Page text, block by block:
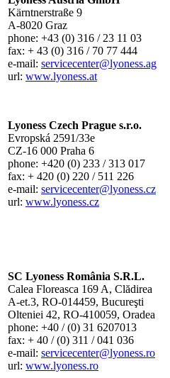
Kärntnerstraße 9
A-8020 Graz
phone: +43 (0) 316 / 23 11 03
fax: + 43 (0) 316 / 70 77 444
e-mail: servicecenter@lyoness.ag
url: www.lyoness.at
Lyoness Czech Prague s.r.o.
Evropská 2591/33e
CZ-16 000 Praha 6
phone: +420 (0) 233 / 313 017
fax: + 420 (0) 220 / 511 226
e-mail: servicecenter@lyoness.cz
url: www.lyoness.cz
SC Lyoness România S.R.L.
Calea Floreasca 169 A, Clădirea
A-et.3, RO-014459, Bucureşti
Olteniei 42, RO-410059, Oradea
phone: +40 / (0) 31 6207013
fax: + 40 / (0) 311 / 041 036
e-mail: servicecenter@lyoness.ro
url: www.lyoness.ro